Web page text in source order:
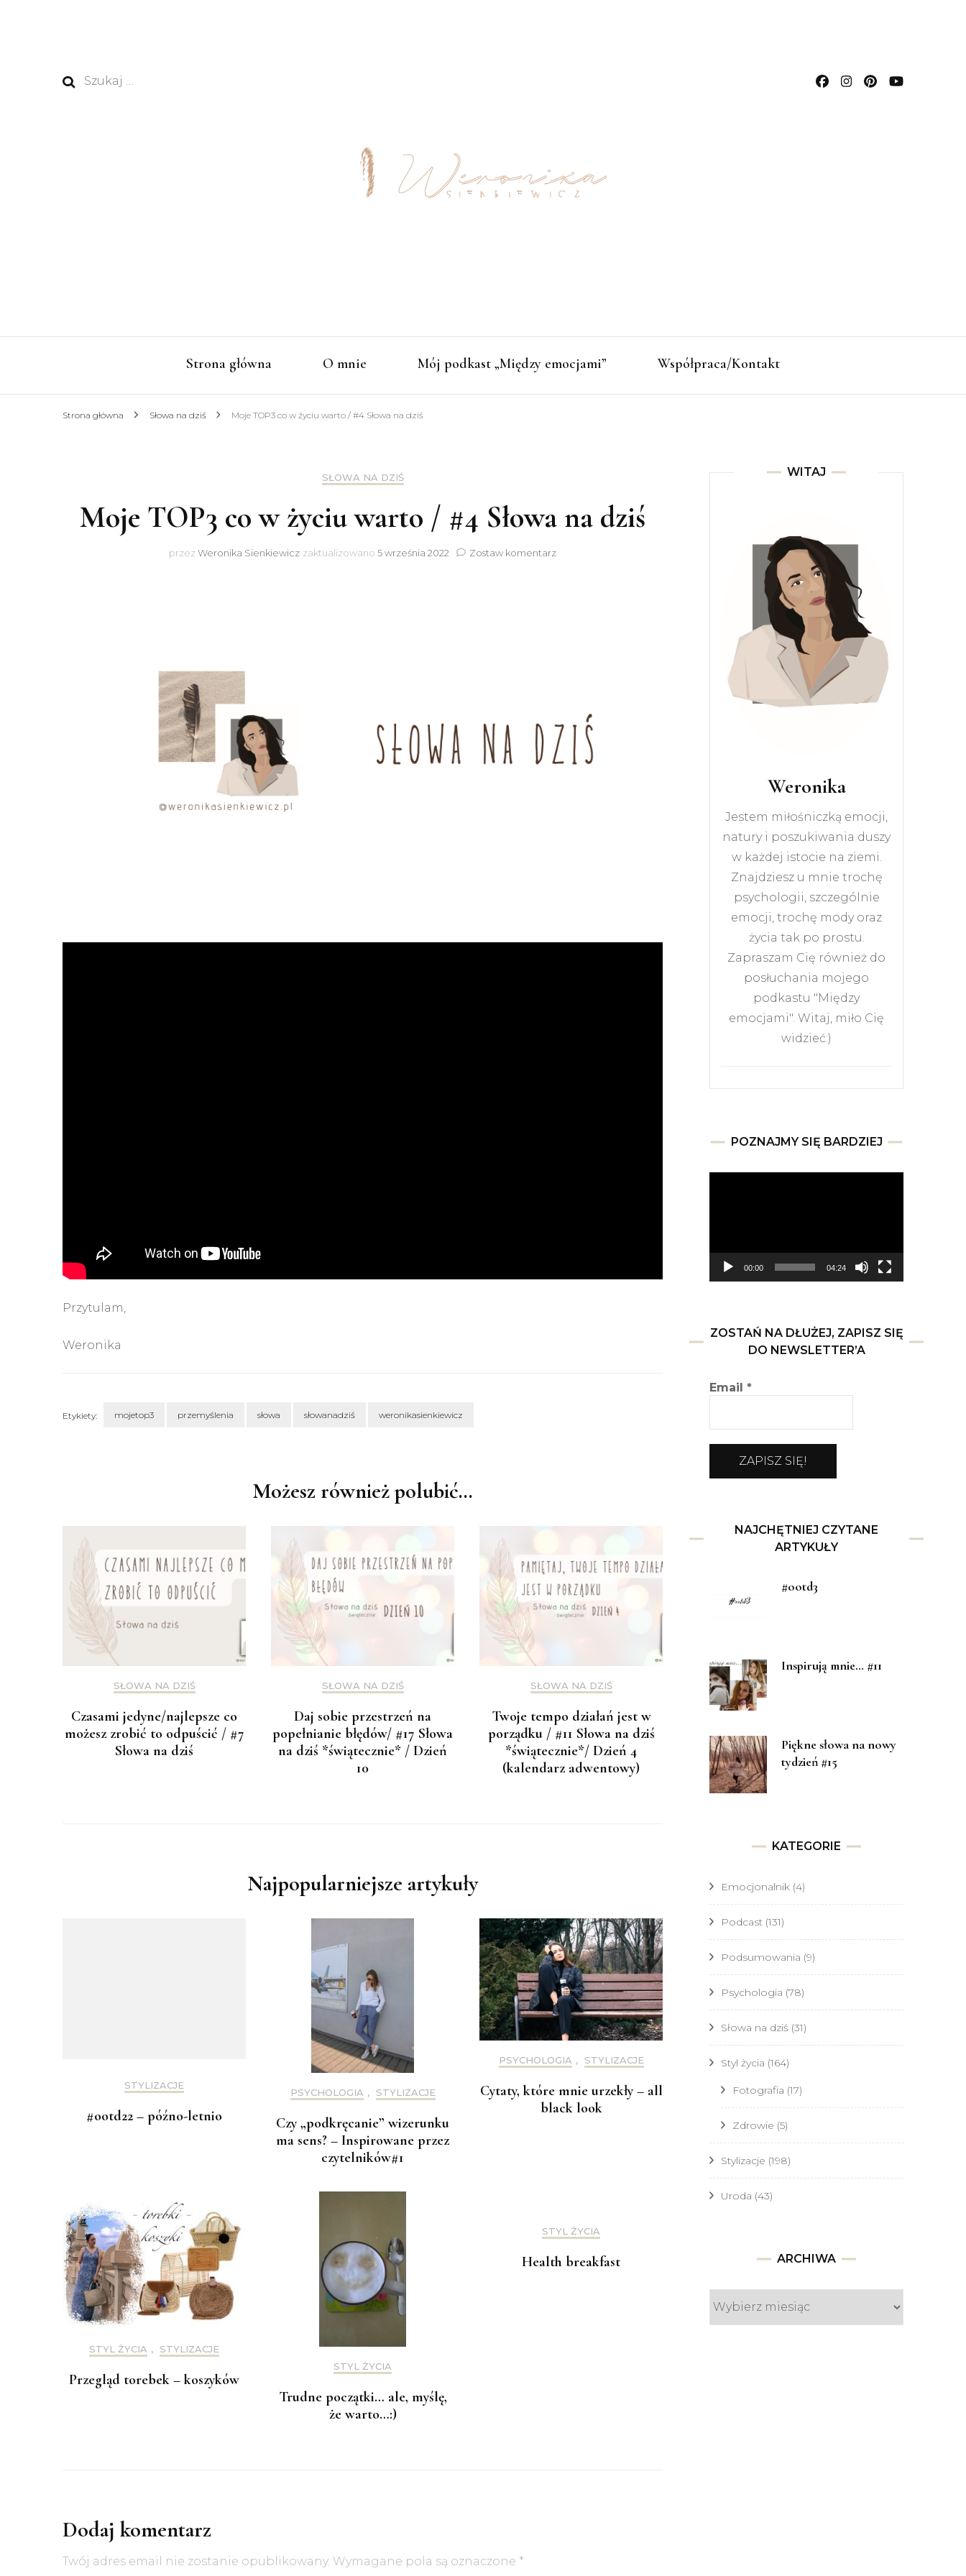
Szukaj:
Strona główna O mnie Mój podkast „Między emocjami” Współpraca/Kontakt
Strona główna Słowa na dziś Moje TOP3 co w życiu warto / #4 Słowa na dziś
SŁOWA NA DZIŚ
Moje TOP3 co w życiu warto / #4 Słowa na dziś
przezWeronika Sienkiewicz zaktualizowano 5 września 2022 Zostaw komentarzdo
Przytulam,
Weronika
Etykiety: mojetop3 przemyślenia słowa słowanadziś weronikasienkiewicz
Możesz również polubić…
SŁOWA NA DZIŚ
Czasami jedyne/najlepsze co
możesz zrobić to odpuścić / #7
Słowa na dziś
SŁOWA NA DZIŚ
Daj sobie przestrzeń na
popełnianie błędów/ #17 Słowa
na dziś *świątecznie* / Dzień
10
SŁOWA NA DZIŚ
Twoje tempo działań jest w
porządku / #11 Słowa na dziś
*świątecznie*/ Dzień 4
(kalendarz adwentowy)
Najpopularniejsze artykuły
STYLIZACJE
#ootd22 – późno-letnio
PSYCHOLOGIA , STYLIZACJE
Czy „podkręcanie” wizerunku
ma sens? – Inspirowane przez
czytelników#1
PSYCHOLOGIA , STYLIZACJE
Cytaty, które mnie urzekły – all
black look
STYL ŻYCIA , STYLIZACJE
Przegląd torebek – koszyków
STYL ŻYCIA
Trudne początki… ale, myślę,
że warto…:)
STYL ŻYCIA
Health breakfast
Dodaj komentarz
Twój adres email nie zostanie opublikowany. Wymagane pola są oznaczone *
WITAJ
Weronika
Jestem miłośniczką emocji,
natury i poszukiwania duszy
w każdej istocie na ziemi.
Znajdziesz u mnie trochę
psychologii, szczególnie
emocji, trochę mody oraz
życia tak po prostu.
Zapraszam Cię również do
posłuchania mojego
podkastu "Między
emocjami". Witaj, miło Cię
widzieć:)
POZNAJMY SIĘ BARDZIEJ
00:00 04:24
ZOSTAŃ NA DŁUŻEJ, ZAPISZ SIĘ
DO NEWSLETTER’A
Email *
NAJCHĘTNIEJ CZYTANE
ARTYKUŁY
#ootd3
Inspirują mnie… #11
Piękne słowa na nowy
tydzień #15
KATEGORIE
Emocjonalnik (4)
Podcast (131)
Podsumowania (9)
Psychologia (78)
Słowa na dziś (31)
Styl życia (164)
Fotografia (17)
Zdrowie (5)
Stylizacje (198)
Uroda (43)
ARCHIWA
Archiwa